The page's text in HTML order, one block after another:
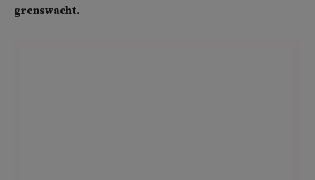
grenswacht.